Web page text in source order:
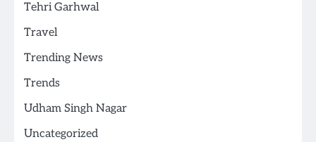
Tehri Garhwal
Travel
Trending News
Trends
Udham Singh Nagar
Uncategorized